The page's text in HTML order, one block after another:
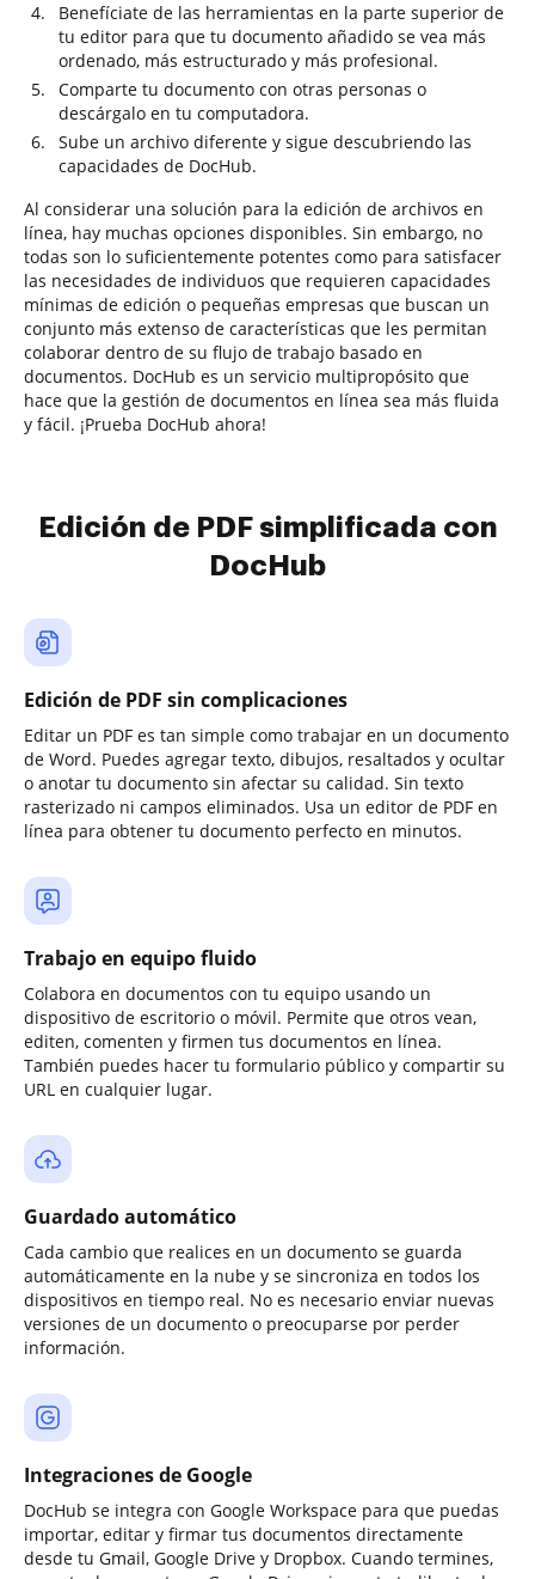
Benefíciate de las herramientas en la parte superior de
tu editor para que tu documento añadido se vea más
ordenado, más estructurado y más profesional.
Comparte tu documento con otras personas o
descárgalo en tu computadora.
Sube un archivo diferente y sigue descubriendo las
capacidades de DocHub.
Al considerar una solución para la edición de archivos en
línea, hay muchas opciones disponibles. Sin embargo, no
todas son lo suficientemente potentes como para satisfacer
las necesidades de individuos que requieren capacidades
mínimas de edición o pequeñas empresas que buscan un
conjunto más extenso de características que les permitan
colaborar dentro de su flujo de trabajo basado en
documentos. DocHub es un servicio multipropósito que
hace que la gestión de documentos en línea sea más fluida
y fácil. ¡Prueba DocHub ahora!
Edición de PDF simplificada con
DocHub
Edición de PDF sin complicaciones
Editar un PDF es tan simple como trabajar en un documento
de Word. Puedes agregar texto, dibujos, resaltados y ocultar
o anotar tu documento sin afectar su calidad. Sin texto
rasterizado ni campos eliminados. Usa un editor de PDF en
línea para obtener tu documento perfecto en minutos.
Trabajo en equipo fluido
Colabora en documentos con tu equipo usando un
dispositivo de escritorio o móvil. Permite que otros vean,
editen, comenten y firmen tus documentos en línea.
También puedes hacer tu formulario público y compartir su
URL en cualquier lugar.
Guardado automático
Cada cambio que realices en un documento se guarda
automáticamente en la nube y se sincroniza en todos los
dispositivos en tiempo real. No es necesario enviar nuevas
versiones de un documento o preocuparse por perder
información.
Integraciones de Google
DocHub se integra con Google Workspace para que puedas
importar, editar y firmar tus documentos directamente
desde tu Gmail, Google Drive y Dropbox. Cuando termines,